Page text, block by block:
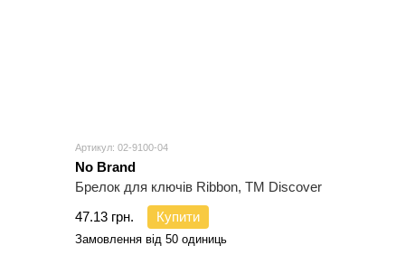
Артикул: 02-9100-04
No Brand
Брелок для ключів Ribbon, TM Discover
47.13 грн.
Купити
Замовлення від 50 одиниць